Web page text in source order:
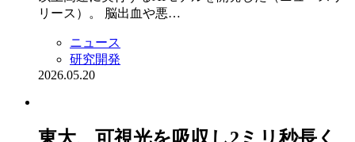
リース）。 脳出⾎や悪…
ニュース
研究開発
2026.05.20
東大、可視光を吸収し2ミリ秒長く